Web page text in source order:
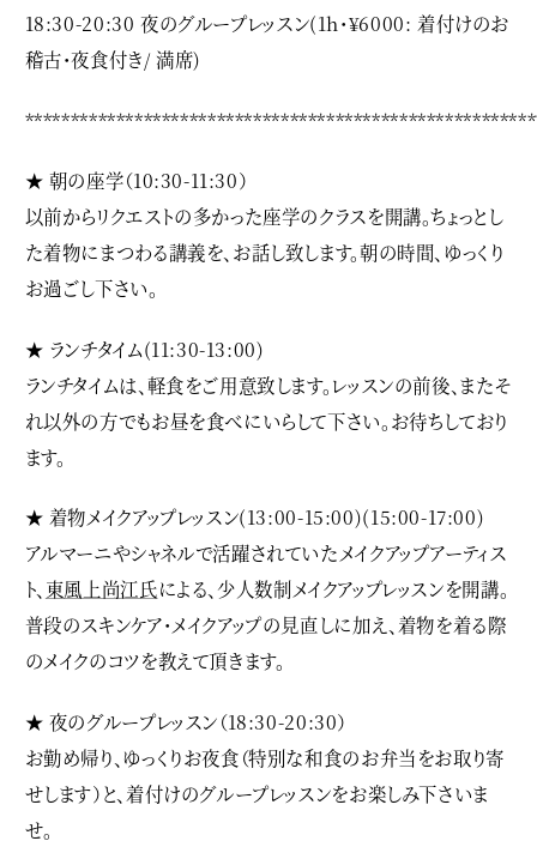
18:30-20:30 夜のグループレッスン(1h・¥6000: 着付けのお
稽古・夜食付き/ 満席)
★ 朝の座学（10:30-11:30）
以前からリクエストの多かった座学のクラスを開講。ちょっとし
た着物にまつわる講義を、お話し致します。朝の時間、ゆっくり
お過ごし下さい。
★ ランチタイム(11:30-13:00)
ランチタイムは、軽食をご用意致します。レッスンの前後、またそ
れ以外の方でもお昼を食べにいらして下さい。お待ちしており
ます。
★ 着物メイクアップレッスン(13:00-15:00)(15:00-17:00)
アルマーニやシャネルで活躍されていたメイクアップアーティス
ト、 東風上尚江氏による、少人数制メイクアップレッスンを開講。
普段のスキンケア・メイクアップの見直しに加え、着物を着る際
のメイクのコツを教えて頂きます。
★ 夜のグループレッスン（18:30-20:30）
お勤め帰り、ゆっくりお夜食（特別な和食のお弁当をお取り寄
せします）と、着付けのグループレッスンをお楽しみ下さいま
せ。